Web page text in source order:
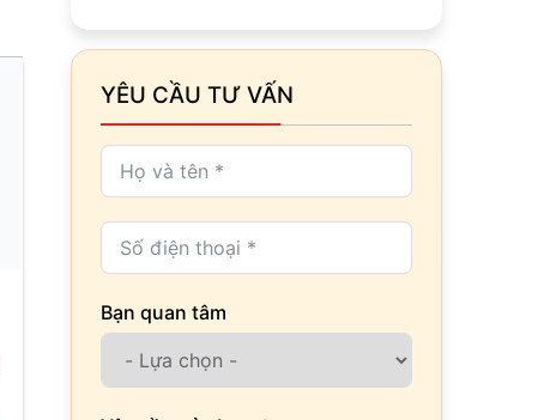
YÊU CẦU TƯ VẤN
Bạn quan tâm